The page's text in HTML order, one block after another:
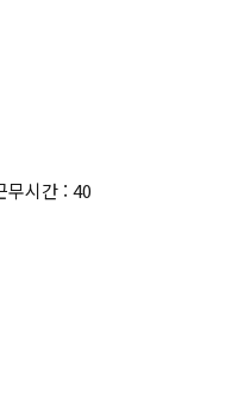
무시간 : 40